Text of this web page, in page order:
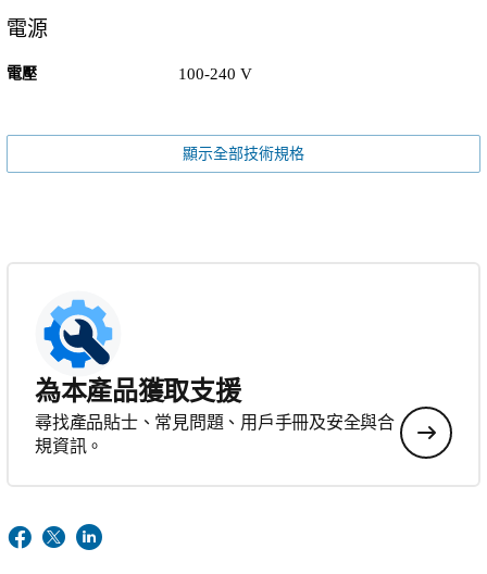
電源
電壓 100-240 V
顯示全部技術規格
為本產品獲取支援
尋找產品貼士、常見問題、用戶手冊及安全與合
規資訊。